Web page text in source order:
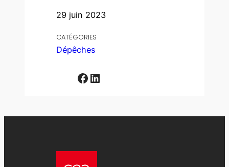
29 juin 2023
CATÉGORIES
Dépêches
Facebook LinkedIn